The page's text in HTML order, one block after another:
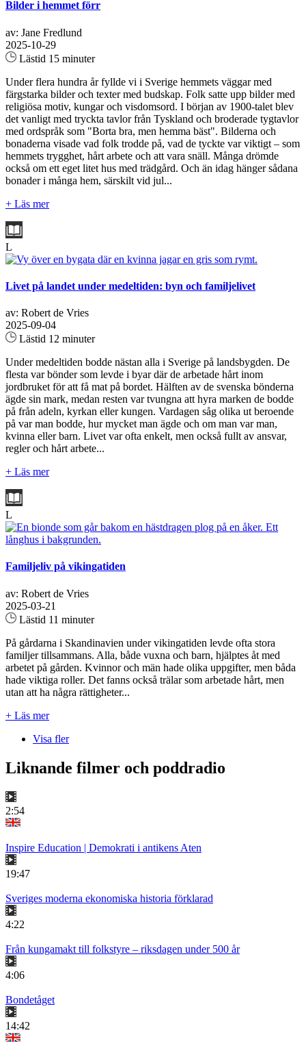
Bilder i hemmet förr
av: Jane Fredlund
2025-10-29
Lästid 15 minuter
Under flera hundra år fyllde vi i Sverige hemmets väggar med
färgstarka bilder och texter med budskap. Folk satte upp bilder med
religiösa motiv, kungar och visdomsord. I början av 1900-talet blev
det vanligt med tryckta tavlor från Tyskland och broderade tygtavlor
med ordspråk som "Borta bra, men hemma bäst". Bilderna och
bonaderna visade vad folk trodde på, vad de tyckte var viktigt – som
hemmets trygghet, hårt arbete och att vara snäll. Många drömde
också om ett eget litet hus med trädgård. Och än idag hänger sådana
bonader i många hem, särskilt vid jul...
+ Läs mer
L
Livet på landet under medeltiden: byn och familjelivet
av: Robert de Vries
2025-09-04
Lästid 12 minuter
Under medeltiden bodde nästan alla i Sverige på landsbygden. De
flesta var bönder som levde i byar där de arbetade hårt inom
jordbruket för att få mat på bordet. Hälften av de svenska bönderna
ägde sin mark, medan resten var tvungna att hyra marken de bodde
på från adeln, kyrkan eller kungen. Vardagen såg olika ut beroende
på var man bodde, hur mycket man ägde och om man var man,
kvinna eller barn. Livet var ofta enkelt, men också fullt av ansvar,
regler och hårt arbete...
+ Läs mer
L
Familjeliv på vikingatiden
av: Robert de Vries
2025-03-21
Lästid 11 minuter
På gårdarna i Skandinavien under vikingatiden levde ofta stora
familjer tillsammans. Alla, både vuxna och barn, hjälptes åt med
arbetet på gården. Kvinnor och män hade olika uppgifter, men båda
hade viktiga roller. Det fanns också trälar som arbetade hårt, men
utan att ha några rättigheter...
+ Läs mer
Visa fler
Liknande filmer och poddradio
2:54
Inspire Education | Demokrati i antikens Aten
19:47
Sveriges moderna ekonomiska historia förklarad
4:22
Från kungamakt till folkstyre – riksdagen under 500 år
4:06
Bondetåget
14:42